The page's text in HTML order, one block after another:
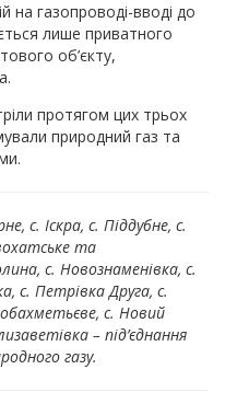
на газопроводі-вводі до
лише приватного
об’єкту,
протягом цих трьох
природний газ та
с. Iскра, с. Пiддубне, с.
та
с. Новознаменівка, с.
с. Петрівка Друга, с.
с. Новий
– під’єднання
газу.